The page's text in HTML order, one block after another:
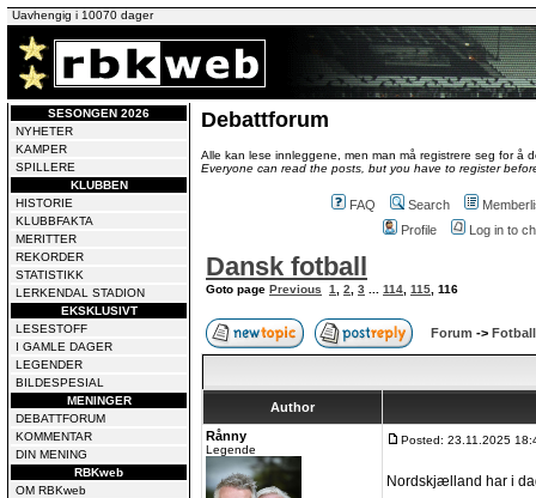
Uavhengig i 10070 dager
SESONGEN 2026
NYHETER
KAMPER
SPILLERE
KLUBBEN
HISTORIE
KLUBBFAKTA
MERITTER
REKORDER
STATISTIKK
LERKENDAL STADION
EKSKLUSIVT
LESESTOFF
I GAMLE DAGER
LEGENDER
BILDESPESIAL
MENINGER
DEBATTFORUM
KOMMENTAR
DIN MENING
RBKweb
OM RBKweb
Debattforum
Alle kan lese innleggene, men man må registrere seg for å
Everyone can read the posts, but you have to register
FAQ Search
Profile
Log in to
Dansk fotball
Goto page Previous 1 2 3 114 115 116
Forum ->
Author
Rånny
Legende
Posted: 23.11.2025
Nordskjælland har i